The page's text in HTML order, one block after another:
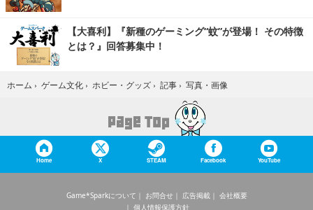
【大喜利】『新種のゲーミング“蚊”が登場！ その特徴
とは？』回答募集中！
ホーム › ゲーム文化 › ホビー・グッズ › 記事 › 写真・画像
Home X STEAM Facebook YouTube
Game*Sparkについて お問合せ 広告掲載
会社概要
個人情報保護方針